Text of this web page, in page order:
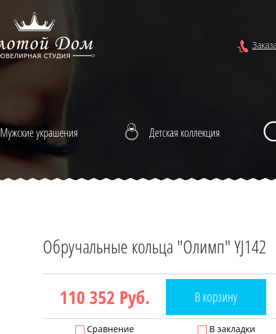
Мужские украшения Детская коллекция
Обручальные кольца "Олимп" YJ142
110 352 Руб. В корзину
Сравнение В закладки